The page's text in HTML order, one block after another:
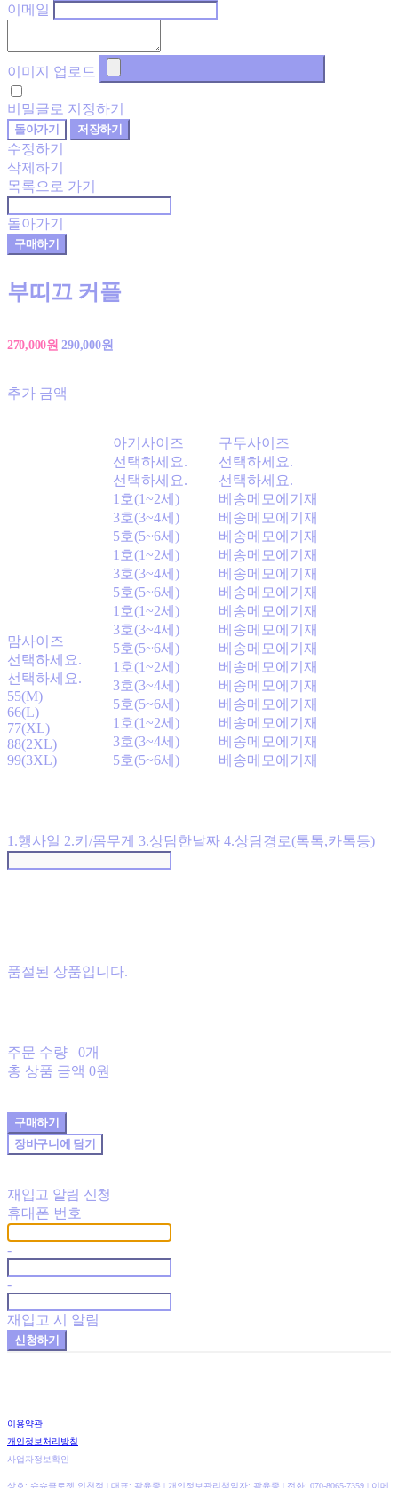
이메일
이미지 업로드
비밀글로 지정하기
돌아가기 저장하기
수정하기
삭제하기
목록으로 가기
돌아가기
구매하기
부띠끄 커플
270,000원 290,000원
추가 금액
맘사이즈
선택하세요.
선택하세요.
55(M)
66(L)
77(XL)
88(2XL)
99(3XL)
아기사이즈
선택하세요.
선택하세요.
1호(1~2세)
3호(3~4세)
5호(5~6세)
1호(1~2세)
3호(3~4세)
5호(5~6세)
1호(1~2세)
3호(3~4세)
5호(5~6세)
1호(1~2세)
3호(3~4세)
5호(5~6세)
1호(1~2세)
3호(3~4세)
5호(5~6세)
구두사이즈
선택하세요.
선택하세요.
베송메모에기재
베송메모에기재
베송메모에기재
베송메모에기재
베송메모에기재
베송메모에기재
베송메모에기재
베송메모에기재
베송메모에기재
베송메모에기재
베송메모에기재
베송메모에기재
베송메모에기재
베송메모에기재
베송메모에기재
1.행사일 2.키/몸무게 3.상담한날짜 4.상담경로(톡톡,카톡등)
품절된 상품입니다.
주문 수량
0개
총 상품 금액 0원
구매하기
장바구니에 담기
재입고 알림 신청
휴대폰 번호
-
-
재입고 시 알림
신청하기
이용약관
개인정보처리방침
사업자정보확인
상호: 슈슈클로젯 인천점 | 대표: 곽윤종 | 개인정보관리책임자: 곽윤종 | 전화: 070-8065-7359 | 이메